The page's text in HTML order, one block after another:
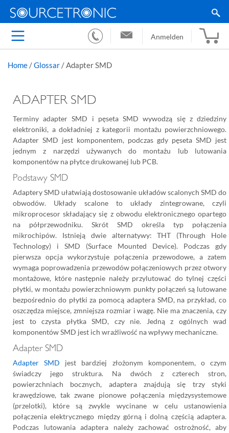
Anmelden
Home /Glossar / Adapter SMD
ADAPTER SMD
Terminy adapter SMD i pęseta SMD wywodzą się z dziedziny
elektroniki, a dokładniej z kategorii montażu powierzchniowego.
Adapter SMD jest komponentem, podczas gdy pęseta SMD jest
jednym z narzędzi używanych do montażu lub lutowania
komponentów na płytce drukowanej lub PCB.
Podstawy SMD
Adaptery SMD ułatwiają dostosowanie układów scalonych SMD do
obwodów. Układy scalone to układy zintegrowane, czyli
mikroprocesor składający się z obwodu elektronicznego opartego
na półprzewodniku. Skrót SMD określa typ połączenia
mikrochipów. Istnieją dwie alternatywy: THT (Through Hole
Technology) i SMD (Surface Mounted Device). Podczas gdy
pierwsza opcja wykorzystuje połączenia przewodowe, a zatem
wymaga poprowadzenia przewodów połączeniowych przez otwory
montażowe, które następnie należy przylutować do tylnej części
płytki, w montażu powierzchniowym punkty połączeń są lutowane
bezpośrednio do płytki za pomocą adaptera SMD, na przykład, co
oszczędza miejsce, zmniejsza rozmiar i wagę. Nie ma znaczenia, czy
jest to czysta płytka SMD, czy nie. Jedną z ogólnych wad
komponentów SMD jest ich wrażliwość na wpływy mechaniczne.
Adapter SMD
Adapter SMD jest bardziej złożonym komponentem, o czym
świadczy jego struktura. Na dwóch z czterech stron,
powierzchniach bocznych, adaptera znajdują się trzy styki
krawędziowe, tak zwane pionowe połączenia międzysystemowe
(przelotki), które są zwykle wycinane w celu ustanowienia
połączenia elektrycznego między górną i dolną częścią adaptera.
Podczas lutowania adaptera należy zachować ostrożność, aby